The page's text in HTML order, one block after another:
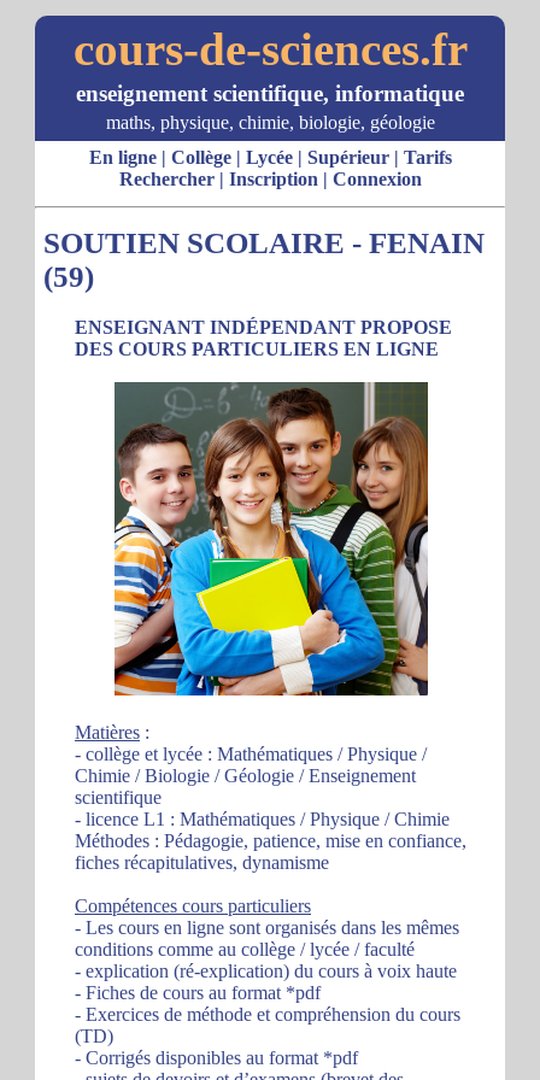
cours-de-sciences.fr
enseignement scientifique, informatique
maths, physique, chimie, biologie, géologie
En ligne| Collège| Lycée| Supérieur| Tarifs
Rechercher| Inscription | Connexion
SOUTIEN SCOLAIRE - FENAIN
(59)
ENSEIGNANT INDÉPENDANT PROPOSE
DES COURS PARTICULIERS EN LIGNE
Matières :
- collège et lycée : Mathématiques / Physique /
Chimie / Biologie / Géologie / Enseignement
scientifique
- licence L1 : Mathématiques / Physique / Chimie
Méthodes : Pédagogie, patience, mise en confiance,
fiches récapitulatives, dynamisme
Compétences cours particuliers
- Les cours en ligne sont organisés dans les mêmes
conditions comme au collège / lycée / faculté
- explication (ré-explication) du cours à voix haute
- Fiches de cours au format *pdf
- Exercices de méthode et compréhension du cours
(TD)
- Corrigés disponibles au format *pdf